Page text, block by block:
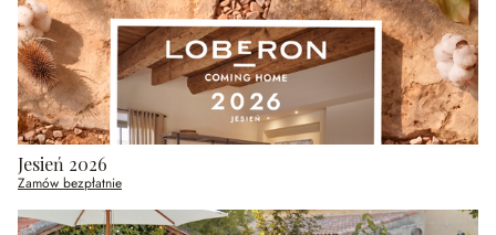
Jesień 2026
Zamów bezpłatnie